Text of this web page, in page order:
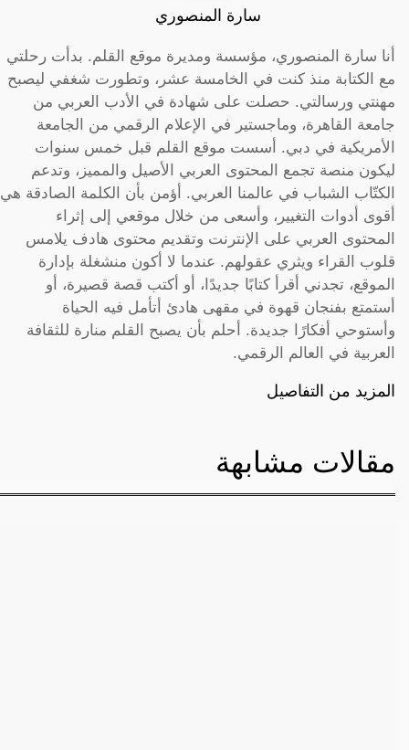
سارة المنصوري
أنا سارة المنصوري، مؤسسة ومديرة موقع القلم. بدأت رحلتي
مع الكتابة منذ كنت في الخامسة عشر، وتطورت شغفي ليصبح
مهنتي ورسالتي. حصلت على شهادة في الأدب العربي من
جامعة القاهرة، وماجستير في الإعلام الرقمي من الجامعة
الأمريكية في دبي. أسست موقع القلم قبل خمس سنوات
ليكون منصة تجمع المحتوى العربي الأصيل والمميز، وتدعم
الكتّاب الشباب في عالمنا العربي. أؤمن بأن الكلمة الصادقة هي
أقوى أدوات التغيير، وأسعى من خلال موقعي إلى إثراء
المحتوى العربي على الإنترنت وتقديم محتوى هادف يلامس
قلوب القراء ويثري عقولهم. عندما لا أكون منشغلة بإدارة
الموقع، تجدني أقرأ كتابًا جديدًا، أو أكتب قصة قصيرة، أو
أستمتع بفنجان قهوة في مقهى هادئ أتأمل فيه الحياة
وأستوحي أفكارًا جديدة. أحلم بأن يصبح القلم منارة للثقافة
العربية في العالم الرقمي.
المزيد من التفاصيل
مقالات مشابهة